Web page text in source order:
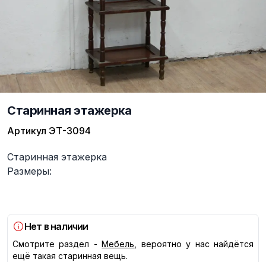
Старинная этажерка
Артикул ЭТ-3094
Описание
Старинная этажерка
Размеры:
Нет в наличии
Смотрите раздел - Мебель , вероятно у нас найдётся
ещё такая старинная вещь.